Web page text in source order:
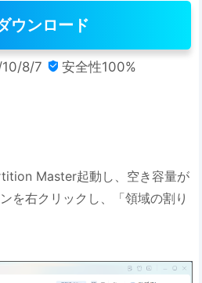
ウンロード
8/7  安全性100%
Master起動し、空き容量が
を右クリックし、「領域の割り